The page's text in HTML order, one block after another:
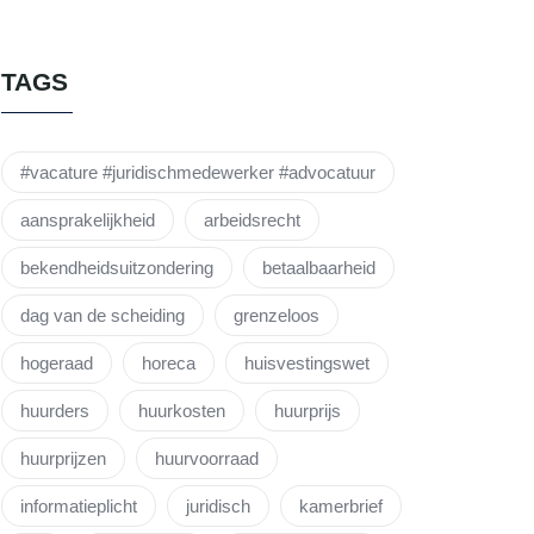
TAGS
#vacature #juridischmedewerker #advocatuur
aansprakelijkheid arbeidsrecht
bekendheidsuitzondering betaalbaarheid
dag van de scheiding grenzeloos
hogeraad horeca huisvestingswet
huurders huurkosten huurprijs
huurprijzen huurvoorraad
informatieplicht juridisch kamerbrief